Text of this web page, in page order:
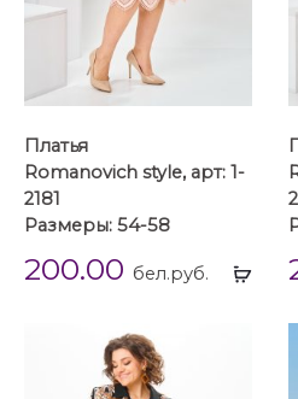
Платья
Romanovich style, арт: 1-
2181
Размеры: 54-58
200.00 бел.руб.